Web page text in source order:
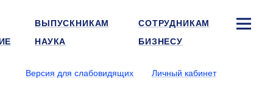
ВЫПУСКНИКАМ
СОТРУДНИКАМ
НАУКА БИЗНЕСУ
Версия для слабовидящих
Личный кабинет